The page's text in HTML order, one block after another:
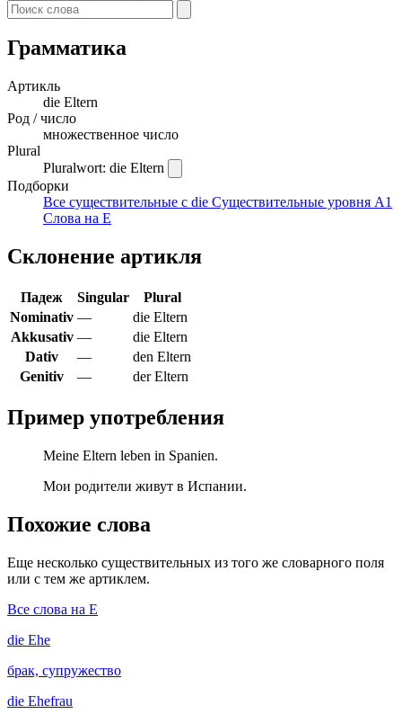
Грамматика
Артикль
die Eltern
Род / число
множественное число
Plural
Pluralwort: die Eltern
Подборки
Все существительные с die Существительные уровня A1
Слова на E
Склонение артикля
Падеж Singular
Plural
Nominativ —
die Eltern
Akkusativ —
die Eltern
Dativ
—
den Eltern
Genitiv
— der Eltern
Пример употребления
Meine Eltern leben in Spanien.
Мои родители живут в Испании.
Похожие слова
Еще несколько существительных из того же словарного поля
или с тем же артиклем.
Все слова на E
die Ehe
брак, супружество
die Ehefrau